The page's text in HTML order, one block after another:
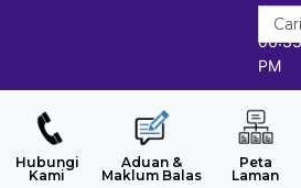
6/8/
06:33
PM
Hubungi
Kami
Aduan &
Maklum Balas
Peta
Laman